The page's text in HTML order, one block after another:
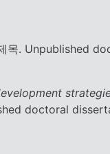
목. Unpublished
doctoral